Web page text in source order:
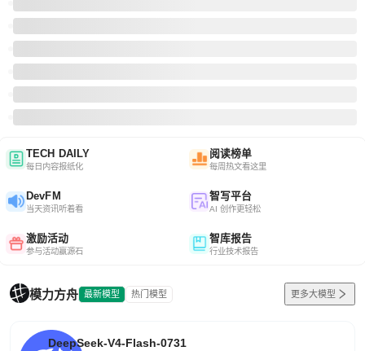
TECH DAILY
每日内容报纸化
阅读榜单
每周热文看这里
DevFM
当天资讯听着看
智写平台
AI 创作更轻松
激励活动
参与活动赢源石
智库报告
行业技术报告
模力方舟 最新模型 热门模型 更多大模型
DeepSeek-V4-Flash-0731